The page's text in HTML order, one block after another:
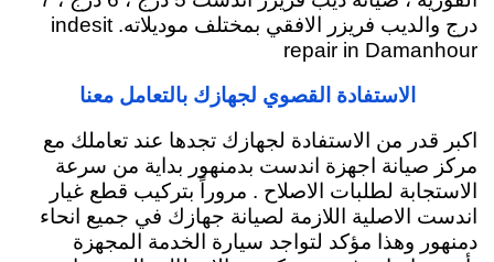
درج والديب فريزر الافقي بمختلف موديلاته. indesit
repair in Damanhour
الاستفادة القصوي لجهازك بالتعامل معنا
اكبر قدر من الاستفادة لجهازك تجدها عند تعاملك مع
مركز صيانة اجهزة اندست بدمنهور بداية من سرعة
الاستجابة لطلبات الاصلاح . مروراً بتركيب قطع غيار
اندست الاصلية اللازمة لصيانة جهازك في جميع انحاء
دمنهور وهذا مؤكد لتواجد سيارة الخدمة المجهزة